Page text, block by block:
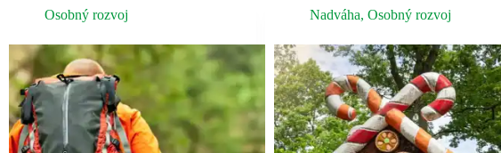
Osobný rozvoj Nadváha, Osobný rozvoj